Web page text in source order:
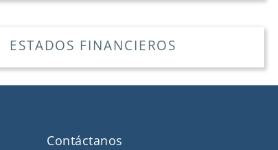
ESTADOS FINANCIEROS
Contáctanos